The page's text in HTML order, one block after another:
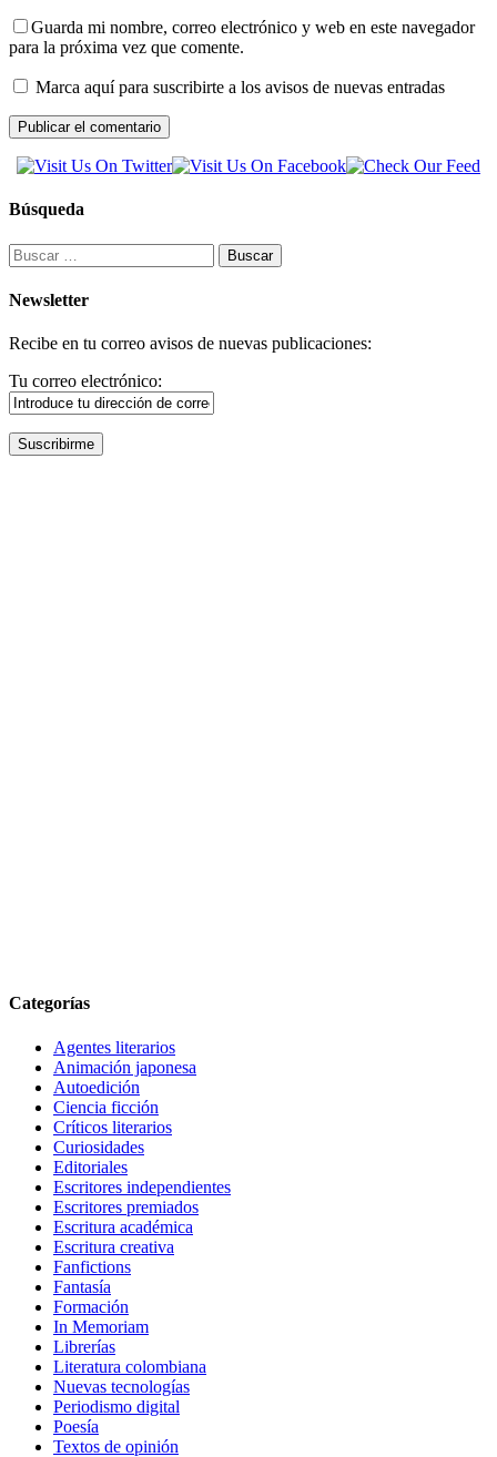
Guarda mi nombre, correo electrónico y web en este navegador
para la próxima vez que comente.
Marca aquí para suscribirte a los avisos de nuevas entradas
Búsqueda
Buscar:
Newsletter
Recibe en tu correo avisos de nuevas publicaciones:
Tu correo electrónico:
Categorías
Agentes literarios
Animación japonesa
Autoedición
Ciencia ficción
Críticos literarios
Curiosidades
Editoriales
Escritores independientes
Escritores premiados
Escritura académica
Escritura creativa
Fanfictions
Fantasía
Formación
In Memoriam
Librerías
Literatura colombiana
Nuevas tecnologías
Periodismo digital
Poesía
Textos de opinión